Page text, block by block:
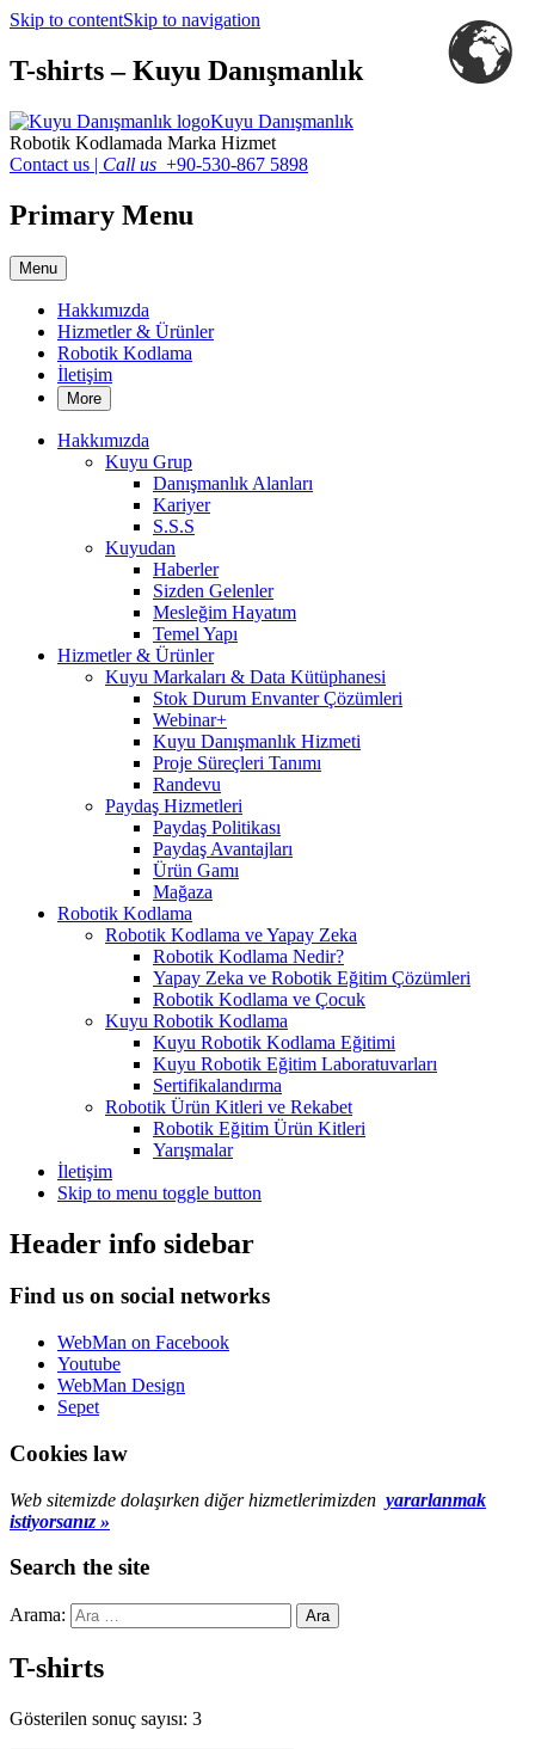
Skip to contentSkip to navigation
T-shirts – Kuyu Danışmanlık
Kuyu Danışmanlık
Robotik Kodlamada Marka Hizmet
Contact us | Call us +90-530-867 5898
Primary Menu
Menu
Hakkımızda
Hizmetler & Ürünler
Robotik Kodlama
İletişim
More
Hakkımızda
Kuyu Grup
Danışmanlık Alanları
Kariyer
S.S.S
Kuyudan
Haberler
Sizden Gelenler
Mesleğim Hayatım
Temel Yapı
Hizmetler & Ürünler
Kuyu Markaları & Data Kütüphanesi
Stok Durum Envanter Çözümleri
Webinar+
Kuyu Danışmanlık Hizmeti
Proje Süreçleri Tanımı
Randevu
Paydaş Hizmetleri
Paydaş Politikası
Paydaş Avantajları
Ürün Gamı
Mağaza
Robotik Kodlama
Robotik Kodlama ve Yapay Zeka
Robotik Kodlama Nedir?
Yapay Zeka ve Robotik Eğitim Çözümleri
Robotik Kodlama ve Çocuk
Kuyu Robotik Kodlama
Kuyu Robotik Kodlama Eğitimi
Kuyu Robotik Eğitim Laboratuvarları
Sertifikalandırma
Robotik Ürün Kitleri ve Rekabet
Robotik Eğitim Ürün Kitleri
Yarışmalar
İletişim
Skip to menu toggle button
Header info sidebar
Find us on social networks
WebMan on Facebook
Youtube
WebMan Design
Sepet
Cookies law
Web sitemizde dolaşırken diğer hizmetlerimizden yararlanmak
istiyorsanız »
Search the site
Arama:
T-shirts
Gösterilen sonuç sayısı: 3